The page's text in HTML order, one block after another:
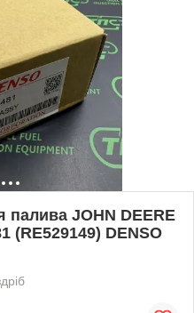
палива JOHN DEERE
(RE529149) DENSO